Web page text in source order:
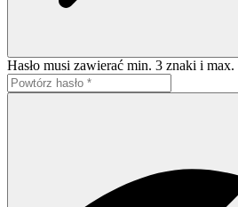
Hasło musi zawierać min. 3 znaki i